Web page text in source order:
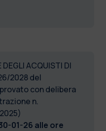
ACQUISTI DI
2028 del
con delibera
n.
01-26 alle ore